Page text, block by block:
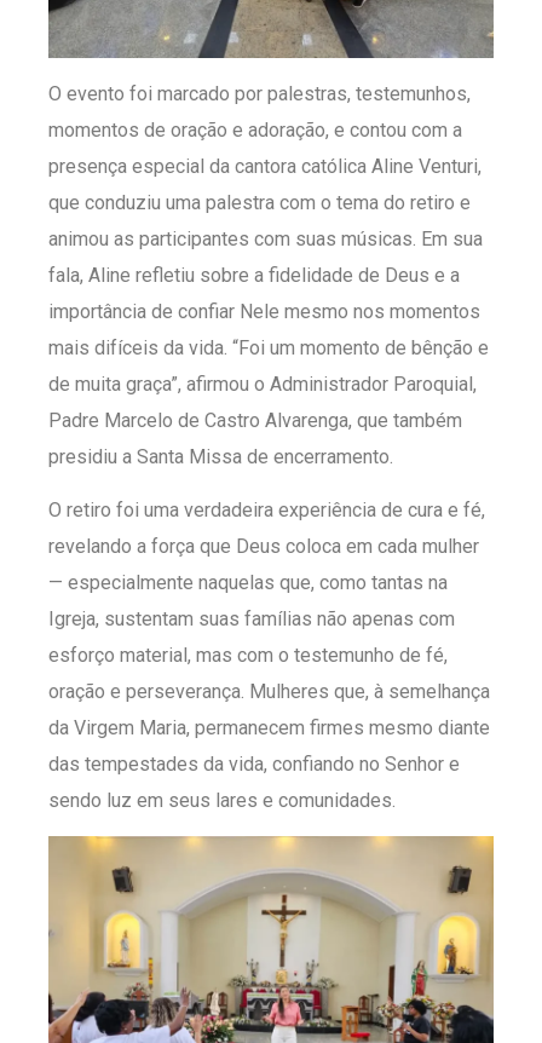
O evento foi marcado por palestras, testemunhos,
momentos de oração e adoração, e contou com a
presença especial da cantora católica Aline Venturi,
que conduziu uma palestra com o tema do retiro e
animou as participantes com suas músicas. Em sua
fala, Aline refletiu sobre a fidelidade de Deus e a
importância de confiar Nele mesmo nos momentos
mais difíceis da vida. “Foi um momento de bênção e
de muita graça”, afirmou o Administrador Paroquial,
Padre Marcelo de Castro Alvarenga, que também
presidiu a Santa Missa de encerramento.
O retiro foi uma verdadeira experiência de cura e fé,
revelando a força que Deus coloca em cada mulher
— especialmente naquelas que, como tantas na
Igreja, sustentam suas famílias não apenas com
esforço material, mas com o testemunho de fé,
oração e perseverança. Mulheres que, à semelhança
da Virgem Maria, permanecem firmes mesmo diante
das tempestades da vida, confiando no Senhor e
sendo luz em seus lares e comunidades.